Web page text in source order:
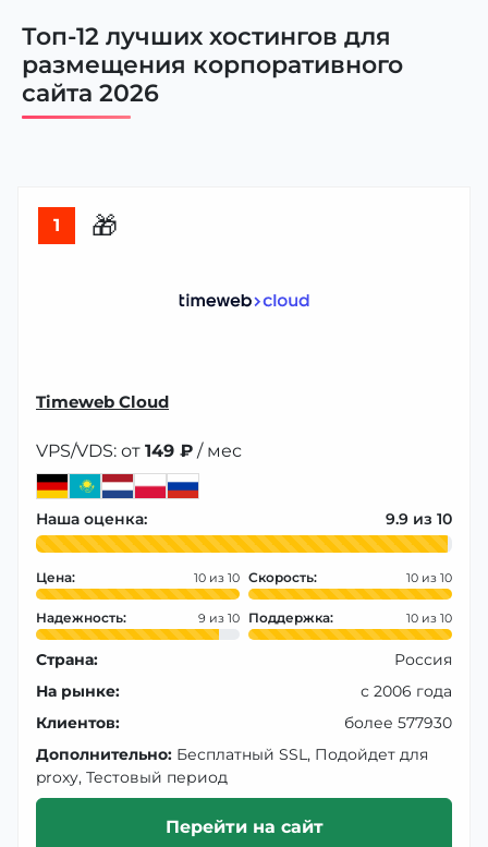
Топ-12 лучших хостингов для
размещения корпоративного
сайта 2026
1 🎁
Timeweb Cloud
VPS/VDS: от 149 ₽ / мес
Наша оценка: 9.9
Цена: 10 Скорость: 10
Надежность: 9 Поддержка: 10
Страна:
Россия
На рынке:
с 2006 года
Клиентов:
более 577930
Дополнительно: Бесплатный SSL, Подойдет для
proxy, Тестовый период
Перейти на сайт